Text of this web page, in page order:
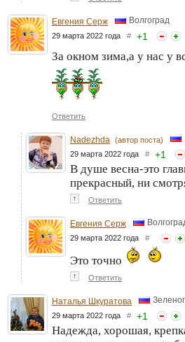
Евгения Серж Волгоград
29 марта 2022 года # +1
За окном зима,а у нас у
Ответить
Nadezhda (автор поста)
29 марта 2022 года # +1
В душе весна-это
прекрасный, ни
↑ Ответить
Евгения Серж
29 марта 2022 года #
Это точно
↑ Ответить
Наталья Шкуратова
29 марта 2022 года # +1
Надежда, хорошая,